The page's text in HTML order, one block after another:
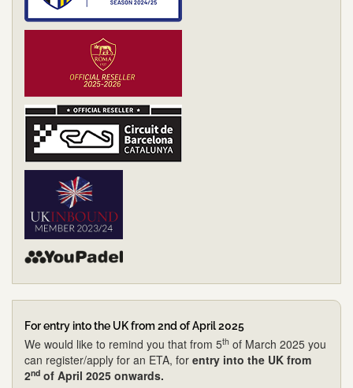
For entry into the UK from 2nd of April 2025
We would like to remind you that from 5th of March 2025 you
can register/apply for an ETA, for entry into the UK from
2nd of April 2025 onwards.